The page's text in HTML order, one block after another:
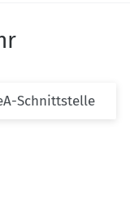
Schnittstelle